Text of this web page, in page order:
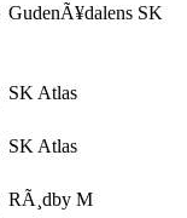
GudenÃ¥dalens SK
SK Atlas
SK Atlas
RÃ¸dby M